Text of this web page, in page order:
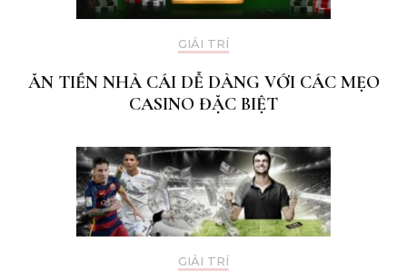
GIẢI TRÍ
ĂN TIỀN NHÀ CÁI DỄ DÀNG VỚI CÁC MẸO
CASINO ĐẶC BIỆT
GIẢI TRÍ